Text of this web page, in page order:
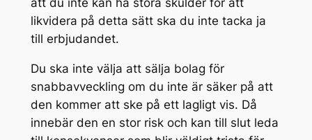
likvidera på detta sätt ska du inte tacka ja
till erbjudandet.
Du ska inte välja att sälja bolag för
snabbavveckling om du inte är säker på att
den kommer att ske på ett lagligt vis. Då
innebär den en stor risk och kan till slut leda